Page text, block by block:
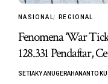
NASIONAL REGIONAL
Fenomena ‘War
128.331 Pendaftar,
SETIAKY ANUGERAHANANTO